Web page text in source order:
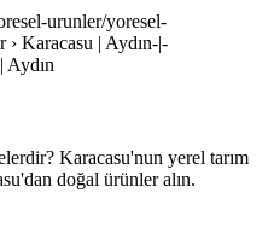
urunler/yoresel-
Karacasu | Aydın-|-
Aydın
Karacasu'nun yerel tarım
doğal ürünler alın.